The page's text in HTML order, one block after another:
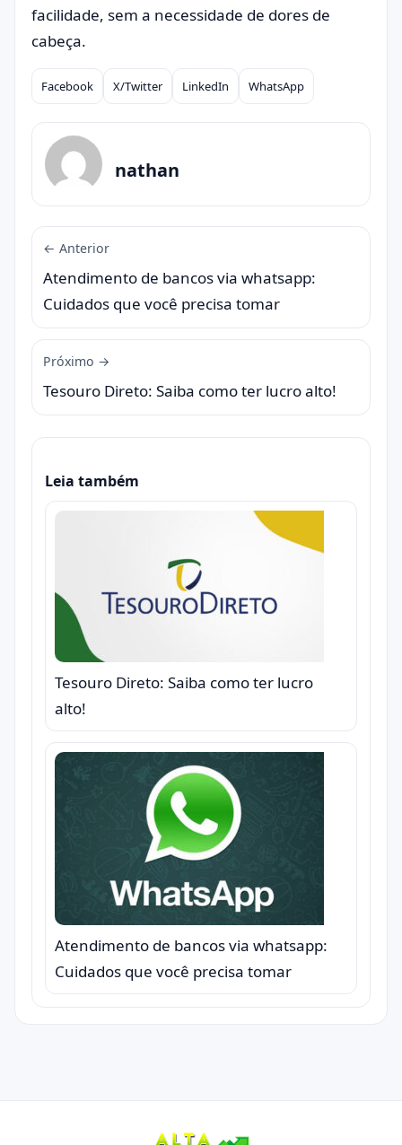
facilidade, sem a necessidade de dores de
cabeça.
Compartilhar
Facebook X/Twitter LinkedIn WhatsApp
nathan
← Anterior
Atendimento de bancos via whatsapp:
Cuidados que você precisa tomar
Próximo →
Tesouro Direto: Saiba como ter lucro alto!
Leia também
Tesouro Direto: Saiba como ter lucro
alto!
Atendimento de bancos via whatsapp:
Cuidados que você precisa tomar